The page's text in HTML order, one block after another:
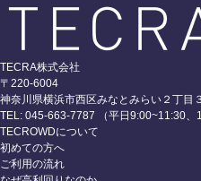
TECRA株式会社
〒220-6004
神奈川県横浜市西区みなとみらい２丁目
TEL: 045-663-7787 （平日9:00~11:30、
TECROWDについて
初めての方へ
ご利用の流れ